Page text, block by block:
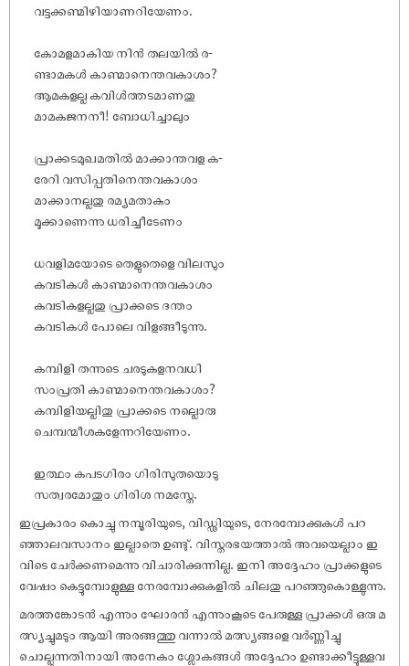
വട്ടക്കണ്മിഴിയാണറിയേണം.
കോമളമാകിയ നിൻ തലയിൽ ര-
ണ്ടാമകൾ കാണ്മാനെന്തവകാശം?
ആമകളല്ല കവിൾത്തടമാണതു
മാമകജനനീ! ബോധിച്ചാലും
പ്രാക്കടമുഖമതിൽ മാക്കാന്തവള ക-
രേറി വസിപ്പതിനെന്തവകാശം
മാക്കാനല്ലതു രമ്യമതാകും
മൂക്കാണെന്നു ധരിച്ചീടേണം
ധവളിമയോടെ തെളുതെളെ വിലസും
കവടികൾ കാണ്മാനെന്തവകാശം
കവടികളല്ലതു പ്രാക്കടെ ദന്തം
കവടികൾ പോലെ വിളങ്ങീടുന്നു.
കമ്പിളി തന്നുടെ ചരടുകളനവധി
സംപ്രതി കാണ്മാനെന്തവകാശം?
കമ്പിളിയല്ലിതു പ്രാക്കടെ നല്ലൊരു
ചെമ്പന്മീശകളേന്നറിയേണം.
ഇത്ഥം കപടഗിരം ഗിരിസുതയൊടു
സത്വരമോതും ഗിരിശ നമസ്തേ.
ഇപ്രകാരം കൊച്ചു നമ്പൂരിയുടെ, വിഡ്ഢിയുടെ, നേരമ്പോക്കുകൾ പറ
ഞ്ഞാലവസാനം ഇല്ലാതെ ഉണ്ടു്. വിസ്തരഭയത്താൽ അവയെല്ലാം ഇ
വിടെ ചേർക്കണമെന്നു വിചാരിക്കുന്നില്ല. ഇനി അദ്ദേഹം പ്രാക്കളുടെ
വേ‌ഷം കെട്ടുമ്പോളുള്ള നേരമ്പോക്കുകളിൽ ചിലതു പറഞ്ഞുകൊള്ളുന്നു.
മരത്തങ്കോടൻ എന്നും ഘോരൻ എന്നുംകൂടെ പേരുള്ള പ്രാക്കൾ ഒരു മ
ത്സ്യച്ചുമടും ആയി അരങ്ങത്തു വന്നാൽ മത്സ്യങ്ങളെ വർണ്ണിച്ചു
ചൊല്ലുന്നതിനായി അനേകം ശ്ലോകങ്ങൾ അദ്ദേഹം ഉണ്ടാക്കീട്ടുള്ളവ